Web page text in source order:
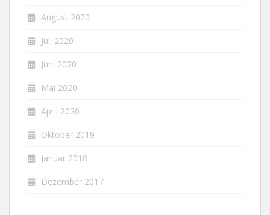
August 2020
Juli 2020
Juni 2020
Mai 2020
April 2020
Oktober 2019
Januar 2018
Dezember 2017